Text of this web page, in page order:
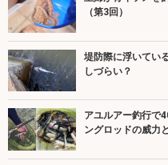
（第3回）
堤防際に浮いてい
しづらい？
アユルアー釣行で
ングロッドの威力